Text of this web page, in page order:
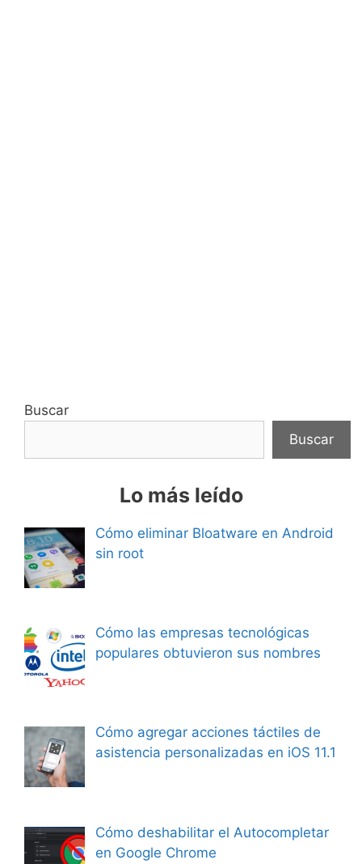
Buscar
Buscar
Lo más leído
Cómo eliminar Bloatware en Android
sin root
Cómo las empresas tecnológicas
populares obtuvieron sus nombres
Cómo agregar acciones táctiles de
asistencia personalizadas en iOS 11.1
Cómo deshabilitar el Autocompletar
en Google Chrome